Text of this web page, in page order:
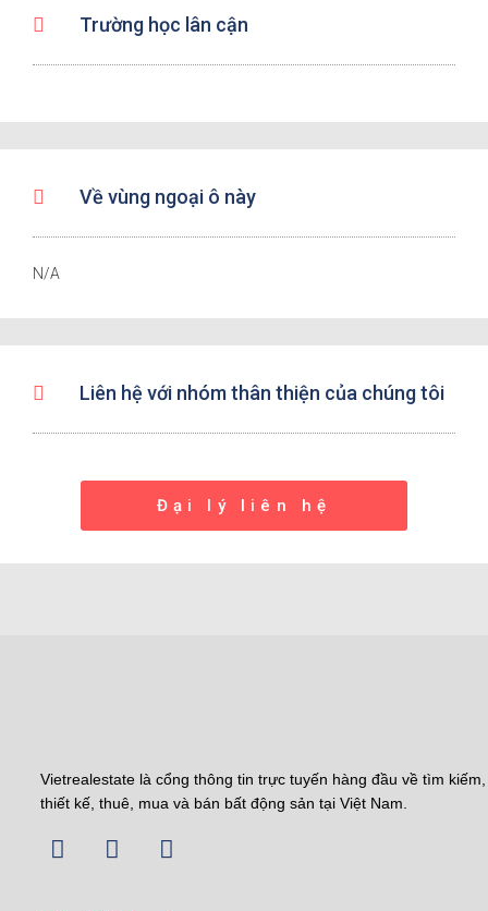
Trường học lân cận
Về vùng ngoại ô này
N/A
Liên hệ với nhóm thân thiện của chúng tôi
Đại lý liên hệ
Vietrealestate là cổng thông tin trực tuyến hàng đầu về tìm kiếm,
thiết kế, thuê, mua và bán bất động sản tại Việt Nam.